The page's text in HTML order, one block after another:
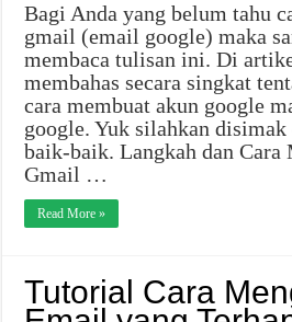
Bagi Anda yang belum tahu
gmail (email google) maka
membaca tulisan ini. Di
membahas secara singkat
cara membuat akun google
google. Yuk silahkan disimak
baik-baik. Langkah dan Cara
Gmail …
Read More »
Tutorial Cara